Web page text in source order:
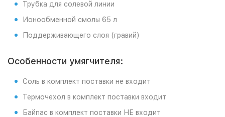
Трубка для солевой линии
Ионообменной смолы 65 л
Поддерживающего слоя (гравий)
Особенности умягчителя:
Соль в комплект поставки не входит
Термочехол в комплект поставки входит
Байпас в комплект поставки НЕ входит